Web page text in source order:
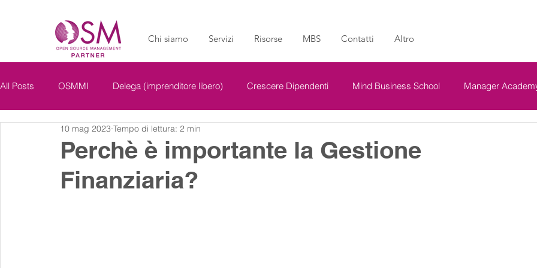
Chi siamo Servizi Risorse MBS Contatti Altro
All Posts OSMMI Delega (imprenditore libero) Crescere Dipendenti Mind Business School Manager
OSM Business
Perchè è importante la Gestione
Finanziaria?
10 mag 2023 Tempo di lettura: 2 min